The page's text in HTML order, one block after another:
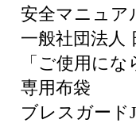
安全マニュア
一般社団法人
「ご使用にな
専用布袋
ブレスガードJ